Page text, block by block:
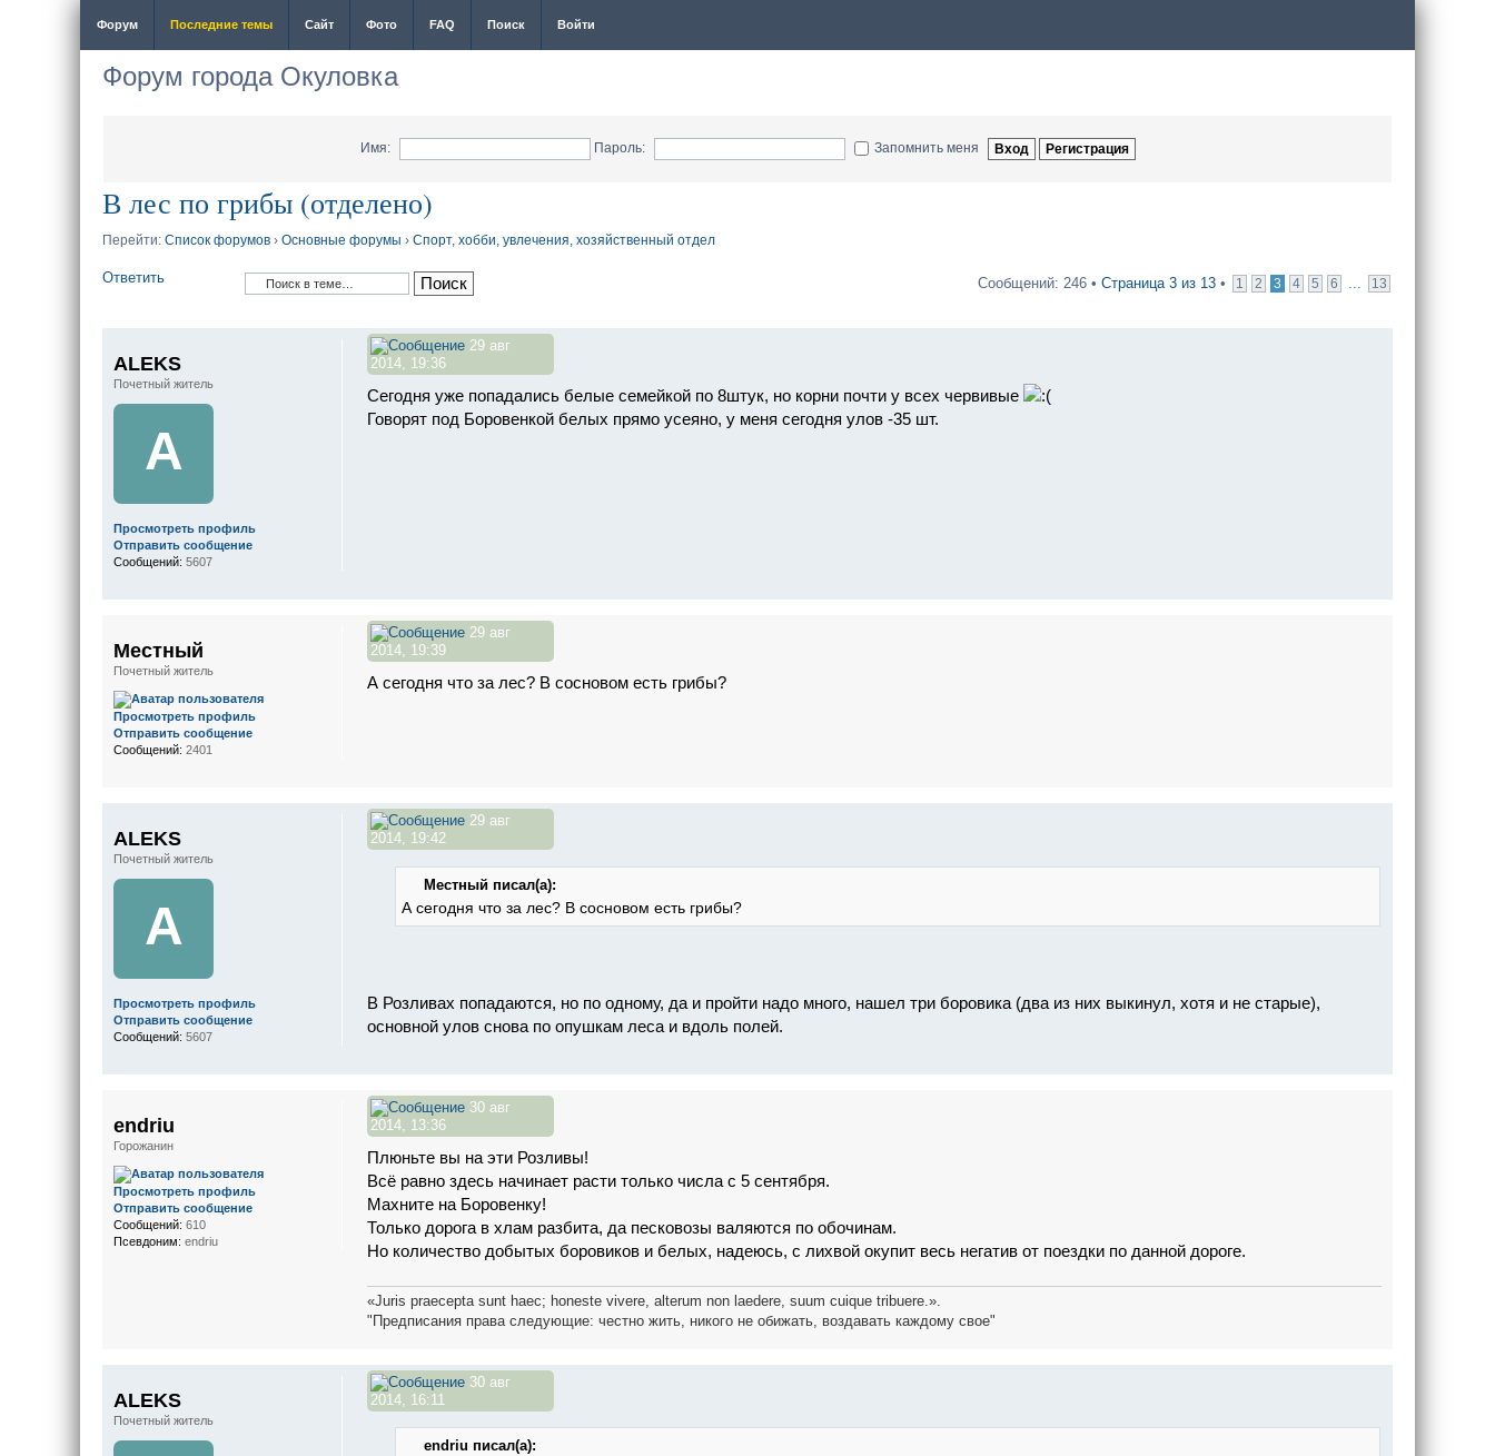
Форум Последние темы Сайт Фото FAQ Поиск Войти
Форум города Окуловка
Имя: Пароль: Запомнить меня
В лес по грибы (отделено)
Перейти: Список форумов › Основные форумы › Спорт, хобби, увлечения, хозяйственный отдел
Ответить Сообщений: 246 • Страница 3 из 13 • 1 2 3 4 5 6 ... 13
29 авг
2014, 19:36
Сегодня уже попадались белые семейкой по 8штук, но корни почти у всех червивые
Говорят под Боровенкой белых прямо усеяно, у меня сегодня улов -35 шт.
ALEKS
Почетный житель
A
Просмотреть профиль
Отправить сообщение
Сообщений: 5607
29 авг
2014, 19:39
А сегодня что за лес? В сосновом есть грибы?
Местный
Почетный житель
Просмотреть профиль
Отправить сообщение
Сообщений: 2401
29 авг
2014, 19:42
Местный писал(а):
А сегодня что за лес? В сосновом есть грибы?
В Розливах попадаются, но по одному, да и пройти надо много, нашел три боровика (два из них выкинул, хотя и не старые),
основной улов снова по опушкам леса и вдоль полей.
ALEKS
Почетный житель
A
Просмотреть профиль
Отправить сообщение
Сообщений: 5607
30 авг
2014, 13:36
Плюньте вы на эти Розливы!
Всё равно здесь начинает расти только числа с 5 сентября.
Махните на Боровенку!
Только дорога в хлам разбита, да песковозы валяются по обочинам.
Но количество добытых боровиков и белых, надеюсь, с лихвой окупит весь негатив от поездки по данной дороге.
«Juris praecepta sunt haec; honeste vivere, alterum non laedere, suum cuique tribuere.».
"Предписания права следующие: честно жить, никого не обижать, воздавать каждому свое"
endriu
Горожанин
Просмотреть профиль
Отправить сообщение
Сообщений: 610
Псевдоним: endriu
30 авг
2014, 16:11
endriu писал(а):
ALEKS
Почетный житель